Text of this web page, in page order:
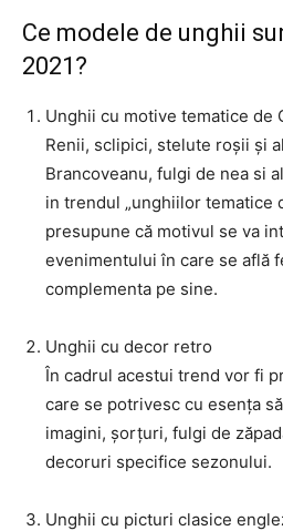
Ce modele de unghii
2021?
Unghii cu motive tematice de
Renii, sclipici, stelute roșii și
Brancoveanu, fulgi de nea si
in trendul „unghiilor tematice
presupune că motivul se va
evenimentului în care se află
complementa pe sine.
Unghii cu decor retro
În cadrul acestui trend vor fi
care se potrivesc cu esența
imagini, șorțuri, fulgi de
decoruri specifice sezonului.
Unghii cu picturi clasice